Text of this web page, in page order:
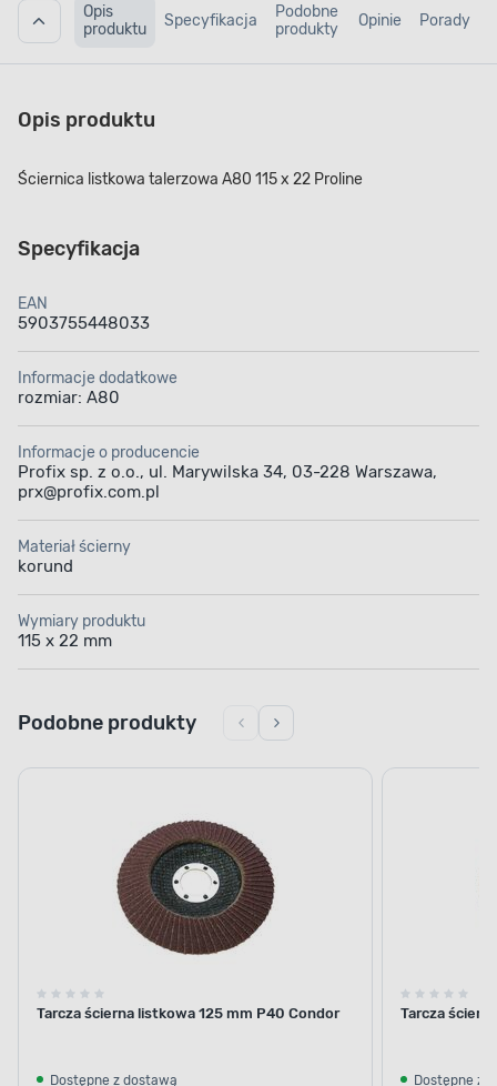
Opis
produktu
Specyfikacja
Podobne
produkty
Opinie Porady
Opis produktu
Ściernica listkowa talerzowa A80 115 x 22 Proline
Specyfikacja
EAN
5903755448033
Informacje dodatkowe
rozmiar: A80
Informacje o producencie
Profix sp. z o.o., ul. Marywilska 34, 03-228 Warszawa,
prx@profix.com.pl
Materiał ścierny
korund
Wymiary produktu
115 x 22 mm
Podobne produkty
Tarcza ścierna listkowa 125 mm P40 Condor
Dostępne z dostawą
Tarcza
Dostępne z